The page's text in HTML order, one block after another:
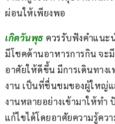
ผ่อนให้เพียงพอ
เกิดวันพุธ ควรรับฟังคำแนะ
มีโชคด้านอาหารการกิน จะ
อาศัยให้ดีขึ้น มีการเดินทาง
งาน เป็นที่ชื่นชมของผู้ใหญ่
งานหลายอย่างเข้ามาให้ทำ
แก้ไขได้โดยอาศัยความรู้ค